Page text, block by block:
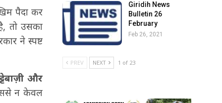
पैदा कर
तो उसका
ने स्पष्ट
और
न केवल
Giridih News
Bulletin 26
February
Feb 26, 2021
PREV NEXT 1 of 23